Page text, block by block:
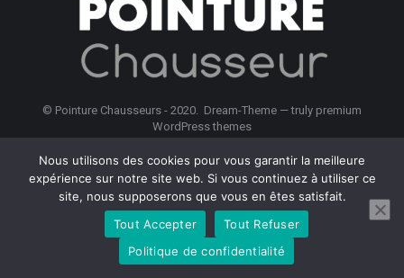
Facebook
Pinterest
© Pointure Chausseurs - 2020. Dream-Theme — truly premium
WordPress themes
Nous utilisons des cookies pour vous garantir la meilleure
expérience sur notre site web. Si vous continuez à utiliser ce
site, nous supposerons que vous en êtes satisfait.
Tout Accepter
Tout Refuser
Politique de confidentialité